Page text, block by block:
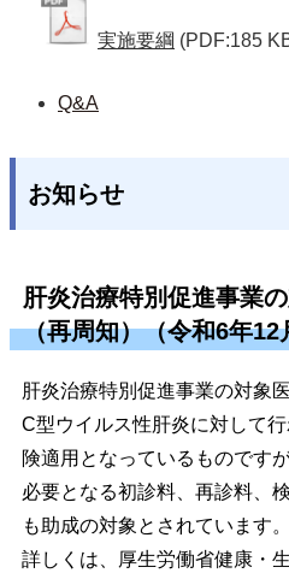
実施要綱 (PDF:185
Q&A
お知らせ
肝炎治療特別促進事業
（再周知）（令和6年12
肝炎治療特別促進事業の対象
C型ウイルス性肝炎に対して
険適用となっているものです
必要となる初診料、再診料、
も助成の対象とされています。
詳しくは、厚生労働省健康・